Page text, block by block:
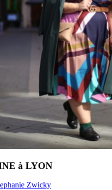
à LYON
Zwicky